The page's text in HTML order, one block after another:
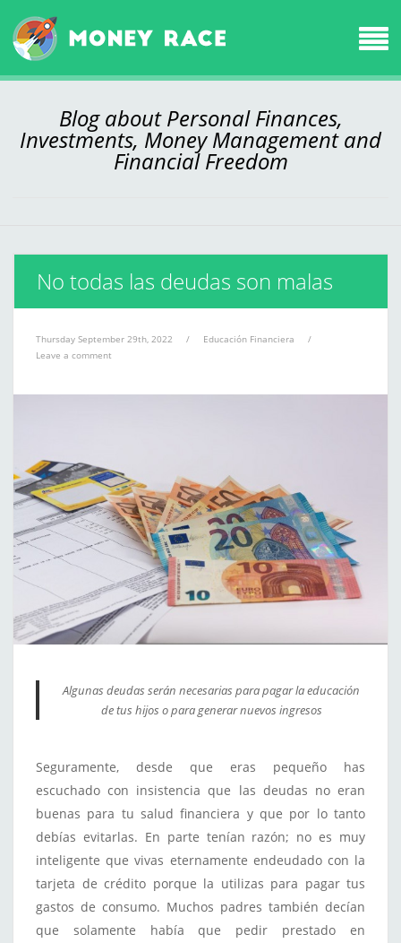
Blog about Personal Finances,
Investments, Money Management and
Financial Freedom
No todas las deudas son malas
Thursday September 29th, 2022 / Educación Financiera
/
Leave a comment
Algunas deudas serán necesarias para pagar la educación
de tus hijos o para generar nuevos ingresos
Seguramente, desde que eras pequeño has
escuchado con insistencia que las deudas no eran
buenas para tu salud financiera y que por lo tanto
debías evitarlas. En parte tenían razón; no es muy
inteligente que vivas eternamente endeudado con la
tarjeta de crédito porque la utilizas para pagar tus
gastos de consumo. Muchos padres también decían
que solamente había que pedir prestado en